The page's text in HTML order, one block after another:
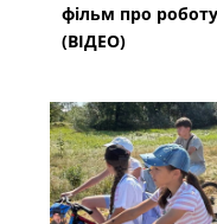
фільм про
(ВІДЕО)